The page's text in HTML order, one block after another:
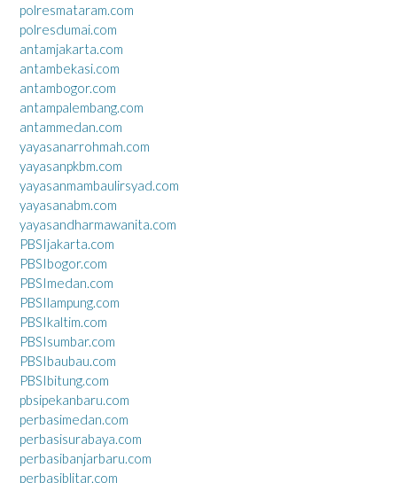
polresmataram.com
polresdumai.com
antamjakarta.com
antambekasi.com
antambogor.com
antampalembang.com
antammedan.com
yayasanarrohmah.com
yayasanpkbm.com
yayasanmambaulirsyad.com
yayasanabm.com
yayasandharmawanita.com
PBSIjakarta.com
PBSIbogor.com
PBSImedan.com
PBSIlampung.com
PBSIkaltim.com
PBSIsumbar.com
PBSIbaubau.com
PBSIbitung.com
pbsipekanbaru.com
perbasimedan.com
perbasisurabaya.com
perbasibanjarbaru.com
perbasiblitar.com